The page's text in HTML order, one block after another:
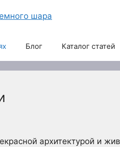
Блог Каталог статей
архитектурой и